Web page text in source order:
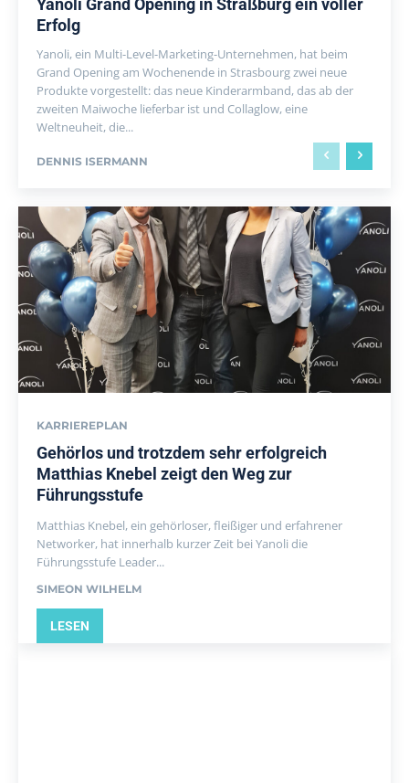
Yanoli Grand Opening in Straßburg ein voller
Erfolg
Yanoli, ein Multi-Level-Marketing-Unternehmen, hat beim
Grand Opening am Wochenende in Strasbourg zwei neue
Produkte vorgestellt: das neue Kinderarmband, das ab der
zweiten Maiwoche lieferbar ist und Collaglow, eine
Weltneuheit, die...
DENNIS ISERMANN
KARRIEREPLAN
Gehörlos und trotzdem sehr erfolgreich
Matthias Knebel zeigt den Weg zur
Führungsstufe
Matthias Knebel, ein gehörloser, fleißiger und erfahrener
Networker, hat innerhalb kurzer Zeit bei Yanoli die
Führungsstufe Leader...
SIMEON WILHELM
LESEN